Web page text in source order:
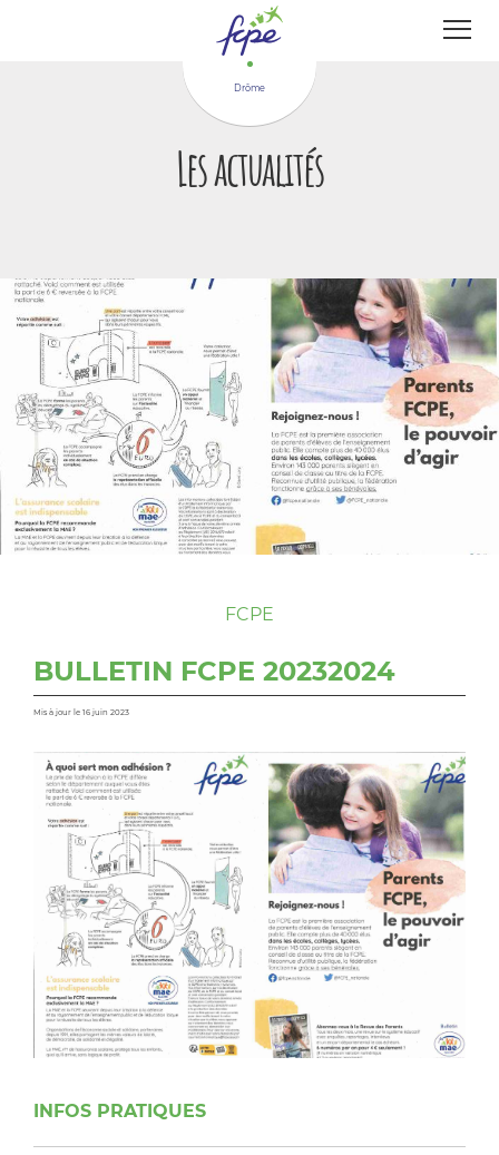
Drôme
Les actualités
FCPE
BULLETIN FCPE 20232024
Mis à jour le 16 juin 2023
INFOS PRATIQUES
Panneau de gestion des cookies